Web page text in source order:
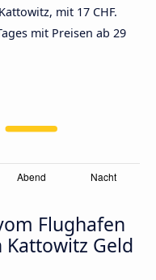
mit 17 CHF.
mit Preisen ab 29
Flughafen
Kattowitz Geld